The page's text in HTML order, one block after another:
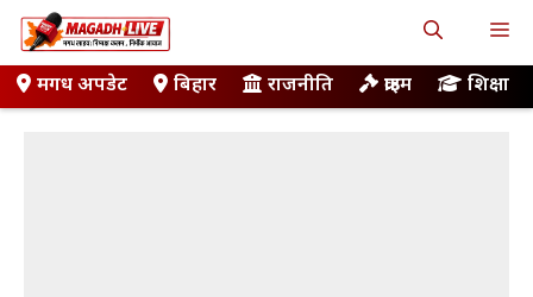
Skip
to
contentमगध अपडेट बिहार राजनीति क्राइम शिक्षा